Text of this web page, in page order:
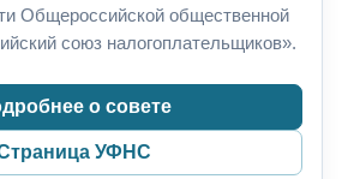
Общероссийской общественной
союз налогоплательщиков».
о совете
УФНС